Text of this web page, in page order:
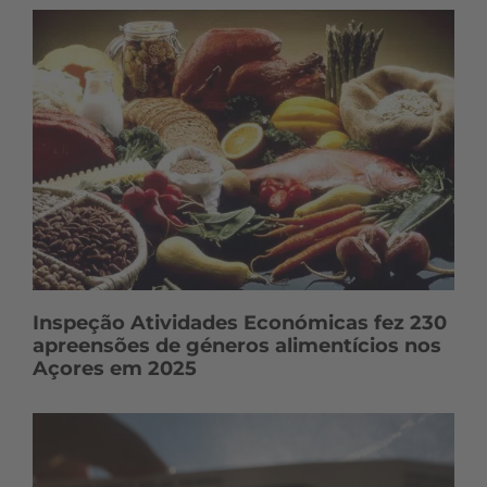
ú
o
s
Inspeção Atividades Económicas fez 230
apreensões de géneros alimentícios nos
Açores em 2025